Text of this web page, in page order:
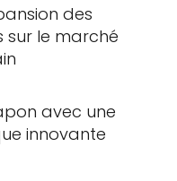
des
sur le marché
avec une
innovante